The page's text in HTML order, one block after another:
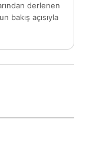
derlenen
bakış açısıyla